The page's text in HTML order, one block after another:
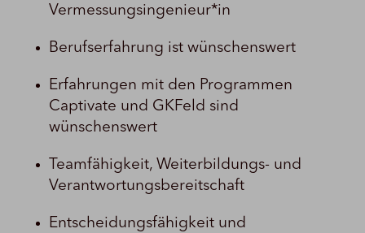
Vermessungsingenieur*in
Berufserfahrung ist wünschenswert
Erfahrungen mit den Programmen
Captivate und GKFeld sind
wünschenswert
Teamfähigkeit, Weiterbildungs- und
Verantwortungsbereitschaft
Entscheidungsfähigkeit und